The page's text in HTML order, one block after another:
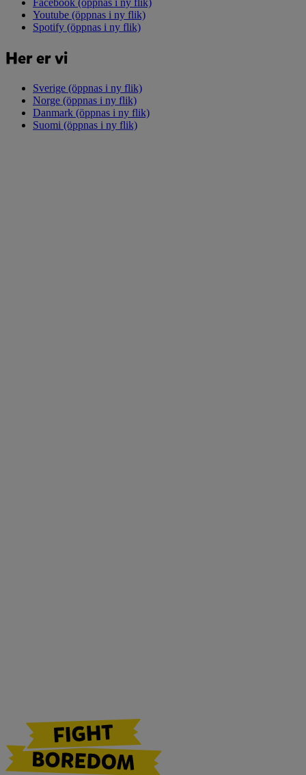
Youtube (öppnas i ny flik)
Spotify (öppnas i ny flik)
Her er vi
Sverige (öppnas i ny flik)
Norge (öppnas i ny flik)
Danmark (öppnas i ny flik)
Suomi (öppnas i ny flik)